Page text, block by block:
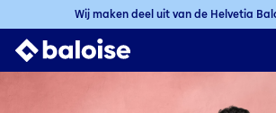
Wij maken deel uit van de Helvetia